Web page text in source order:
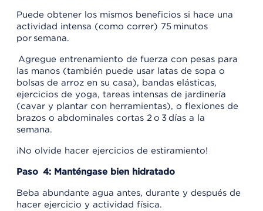
Puede obtener los mismos beneficios si hace una
actividad intensa (como correr) 75 minutos
por semana.
Agregue entrenamiento de fuerza con pesas para
las manos (también puede usar latas de sopa o
bolsas de arroz en su casa), bandas elásticas,
ejercicios de yoga, tareas intensas de jardinería
(cavar y plantar con herramientas), o flexiones de
brazos o abdominales cortas 2 o 3 días a la
semana.
¡No olvide hacer ejercicios de estiramiento!
Paso 4: Manténgase bien hidratado
Beba abundante agua antes, durante y después de
hacer ejercicio y actividad física.